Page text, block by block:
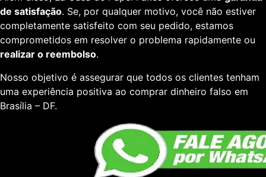
de satisfação. Se, por qualquer motivo, você não estiver
completamente satisfeito com seu pedido, estamos
comprometidos em resolver o problema rapidamente ou
realizar o reembolso.
Nosso objetivo é assegurar que todos os clientes tenham
uma experiência positiva ao comprar dinheiro falso em
Brasília – DF.